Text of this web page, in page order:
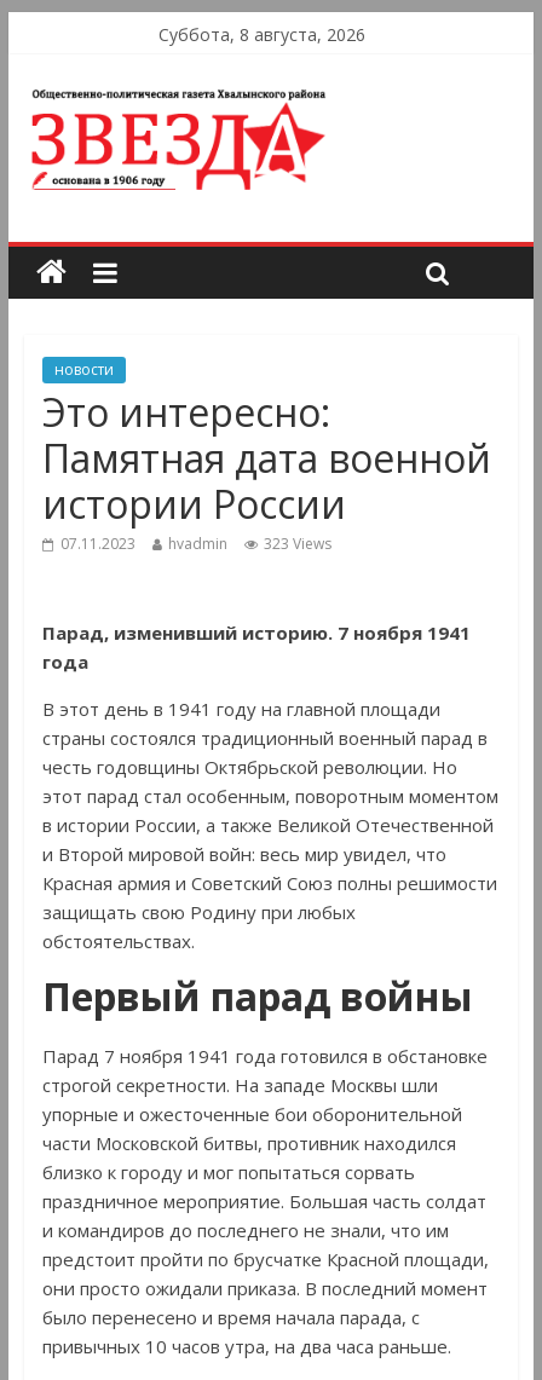
Суббота, 8 августа, 2026
новости
Это интересно:
Памятная дата военной
истории России
07.11.2023 hvadmin 323 Views
Парад, изменивший историю. 7 ноября 1941
года
В этот день в 1941 году на главной площади
страны состоялся традиционный военный парад в
честь годовщины Октябрьской революции. Но
этот парад стал особенным, поворотным моментом
в истории России, а также Великой Отечественной
и Второй мировой войн: весь мир увидел, что
Красная армия и Советский Союз полны решимости
защищать свою Родину при любых
обстоятельствах.
Первый парад войны
Парад 7 ноября 1941 года готовился в обстановке
строгой секретности. На западе Москвы шли
упорные и ожесточенные бои оборонительной
части Московской битвы, противник находился
близко к городу и мог попытаться сорвать
праздничное мероприятие. Большая часть солдат
и командиров до последнего не знали, что им
предстоит пройти по брусчатке Красной площади,
они просто ожидали приказа. В последний момент
было перенесено и время начала парада, с
привычных 10 часов утра, на два часа раньше.